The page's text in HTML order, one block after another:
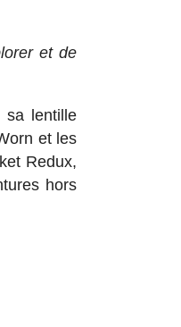
et de
sa lentille
et les
Redux,
hors